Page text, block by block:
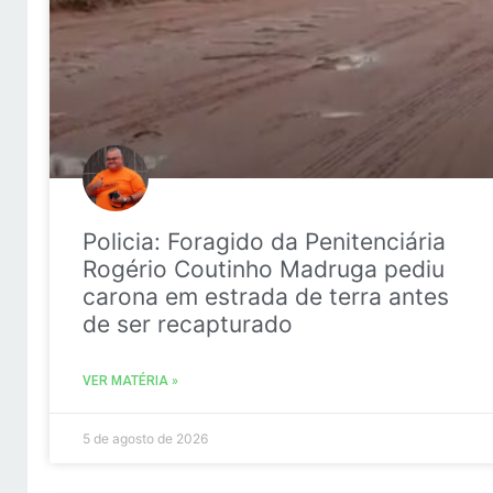
Policia: Foragido da Penitenciária
Rogério Coutinho Madruga pediu
carona em estrada de terra antes
de ser recapturado
VER MATÉRIA »
5 de agosto de 2026